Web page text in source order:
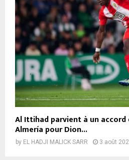
Al Ittihad parvient à un accord
Almería pour Dion...
by EL HADJI MALICK SARR 3 août